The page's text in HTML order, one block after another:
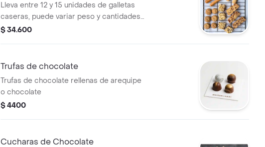
Lleva entre 12 y 15 unidades de galletas
caseras, puede variar peso y cantidades
entre los sabores: Medialunas de
250gr en total.
$ 34.600
Trufas de chocolate
Trufas de chocolate rellenas de arequipe
o chocolate
$ 4400
Cucharas de Chocolate